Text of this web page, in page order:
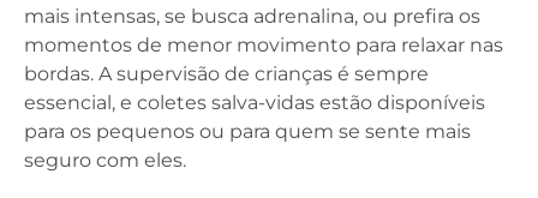
mais intensas, se busca adrenalina, ou prefira os
momentos de menor movimento para relaxar nas
bordas. A supervisão de crianças é sempre
essencial, e coletes salva-vidas estão disponíveis
para os pequenos ou para quem se sente mais
seguro com eles.